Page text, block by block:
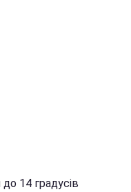
14 градусів